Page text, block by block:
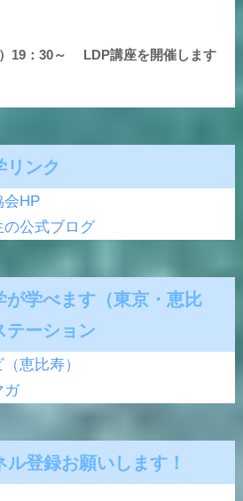
19：30～ LDP講座を開催します
リンク
HP
公式ブログ
が学べます（東京・恵比
ーション
恵比寿）
ガ
登録お願いします！